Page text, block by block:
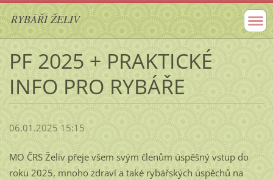
RYBÁŘI ŽELIV
PF 2025 + PRAKTICKÉ
INFO PRO RYBÁŘE
06.01.2025 15:15
MO ČRS Želiv přeje všem svým členům úspěšný vstup do
roku 2025, mnoho zdraví a také rybářských úspěchů na